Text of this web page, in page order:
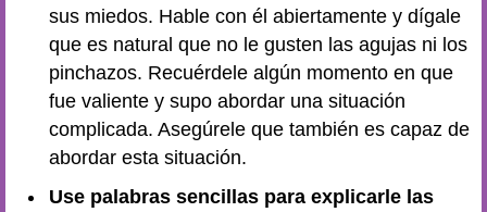
sus miedos. Hable con él abiertamente y dígale
que es natural que no le gusten las agujas ni los
pinchazos. Recuérdele algún momento en que
fue valiente y supo abordar una situación
complicada. Asegúrele que también es capaz de
abordar esta situación.
Use palabras sencillas para explicarle las